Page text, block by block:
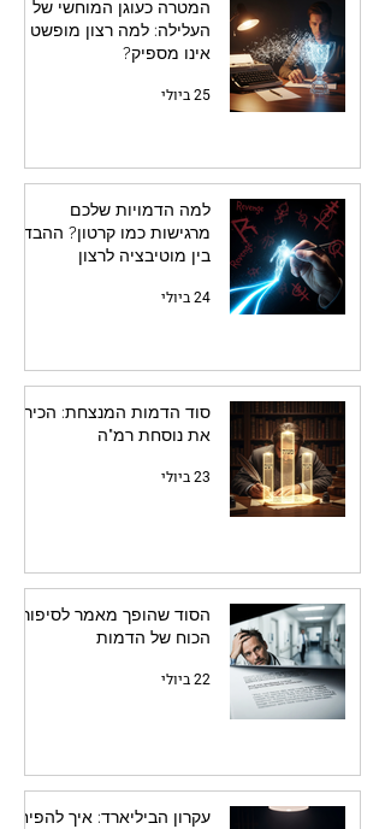
המטרה כעוגן המוחשי של
העלילה: למה רצון מופשט
אינו מספיק?
25 ביולי
למה הדמויות שלכם
מרגישות כמו קרטון? ההבדל
בין מוטיבציה לרצון
24 ביולי
סוד הדמות המנצחת: הכירו
את נוסחת רמ"ה
23 ביולי
הסוד שהופך מאמר לסיפור:
הכוח של הדמות
22 ביולי
עקרון הביליארד: איך להפיח